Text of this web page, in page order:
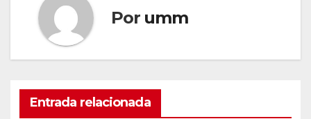
Por umm
Entrada relacionada